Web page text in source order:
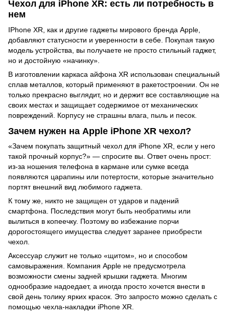
Чехол для iPhone XR: есть ли потребность в
нем
IPhone XR, как и другие гаджеты мирового бренда Apple,
добавляют статусности и уверенности в себе. Покупая такую
модель устройства, вы получаете не просто стильный гаджет,
но и достойную «начинку».
В изготовлении каркаса айфона XR использован специальный
сплав металлов, который применяют в ракетостроении. Он не
только прекрасно выглядит, но и держит все составляющие на
своих местах и защищает содержимое от механических
повреждений. Корпусу не страшны влага, пыль и песок.
Зачем нужен на Apple iPhone XR чехол?
«Зачем покупать защитный чехол для iPhone XR, если у него
такой прочный корпус?» — спросите вы. Ответ очень прост:
из-за ношения телефона в кармане или сумке всегда
появляются царапины или потертости, которые значительно
портят внешний вид любимого гаджета.
К тому же, никто не защищен от ударов и падений
смартфона. Последствия могут быть необратимы или
вылиться в копеечку. Поэтому во избежание порчи
дорогостоящего имущества следует заранее приобрести
чехол.
Аксессуар служит не только «щитом», но и способом
самовыражения. Компания Apple не предусмотрела
возможности смены задней крышки гаджета. Многим
однообразие надоедает, а иногда просто хочется внести в
свой день толику ярких красок. Это запросто можно сделать с
помощью чехла-накладки iPhone XR.